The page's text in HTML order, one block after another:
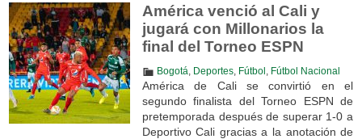
América venció al Cali y
jugará con Millonarios la
final del Torneo ESPN
Bogotá Deportes, Fútbol Fútbol Nacional
América de Cali se convirtió en el
segundo finalista del Torneo ESPN de
pretemporada después de superar 1-0 a
Deportivo Cali gracias a la anotación de